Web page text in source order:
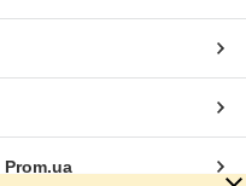
Prom.ua